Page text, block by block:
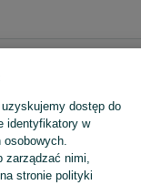
Zobacz
dostęp do
identyfikatory w
osobowych.
zarządzać nimi,
stronie polityki